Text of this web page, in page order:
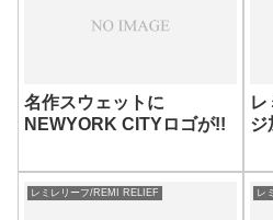
名作スウェットに
NEWYORK CITYロゴが!!
レ
ジ
レミレリーフ/REMI RELIEF レ